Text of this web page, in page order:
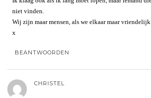
niet vinden.
Wij zijn maar mensen, als we elkaar maar vriendelijk
x
BEANTWOORDEN
CHRISTEL